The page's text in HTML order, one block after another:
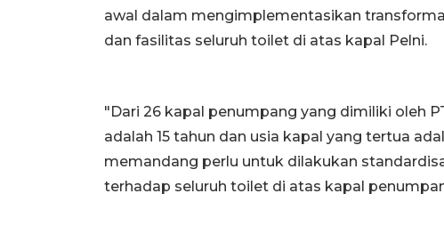
awal dalam mengimplementasikan
dan fasilitas seluruh toilet di atas kapal Pelni.
"Dari 26 kapal penumpang yang dimiliki oleh
adalah 15 tahun dan usia kapal yang tertua
memandang perlu untuk dilakukan
terhadap seluruh toilet di atas kapal